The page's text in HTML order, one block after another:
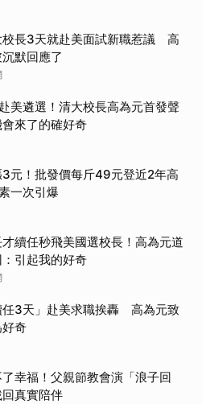
校長3天就赴美面試新職惹議 高
默回應了
美遴選！清大校長高為元首發聲
來了的確好奇
元！批發價每斤49元登近2年高
一次引爆
續任秒飛美國選校長！高為元道
引起我的好奇
任3天」赴美求職挨轟 高為元致
奇
幸福！父親節教會演「浪子回
真實陪伴